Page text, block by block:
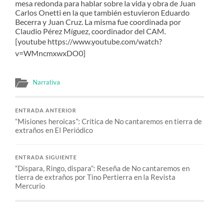
mesa redonda para hablar sobre la vida y obra de Juan
Carlos Onetti en la que también estuvieron Eduardo
Becerra y Juan Cruz. La misma fue coordinada por
Claudio Pérez Míguez, coordinador del CAM.
[youtube https://www.youtube.com/watch?
v=WMncmxwxDO0]
Narrativa
ENTRADA ANTERIOR
“Misiones heroicas”: Crítica de No cantaremos en tierra de
extraños en El Periódico
ENTRADA SIGUIENTE
“Dispara, Ringo, dispara”: Reseña de No cantaremos en
tierra de extraños por Tino Pertierra en la Revista
Mercurio